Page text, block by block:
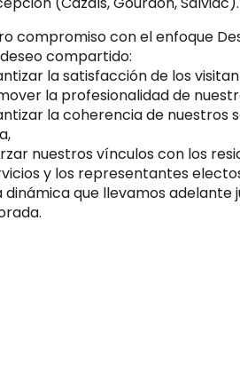
compromiso con el enfoque
compartido:
la satisfacción de los
la profesionalidad de
la coherencia de nuestros
nuestros vínculos con los
y los representantes
dinámica que llevamos